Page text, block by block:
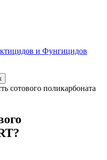
и Фунгицидов
сотового поликарбоната